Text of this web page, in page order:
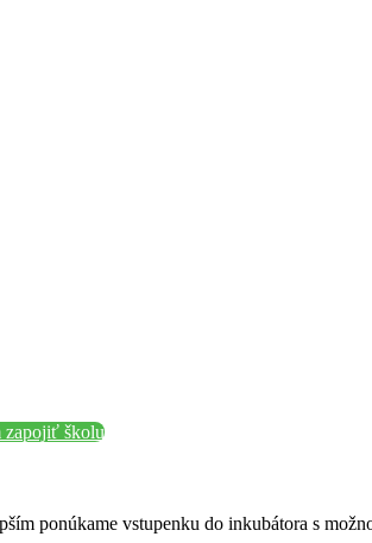
zapojiť školu
ponúkame vstupenku do inkubátora s